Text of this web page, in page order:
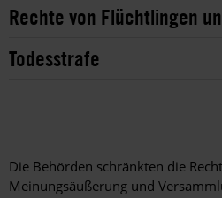
Rechte von Flüchtlingen
Todesstrafe
Die Behörden schränkten die
Meinungsäußerung und